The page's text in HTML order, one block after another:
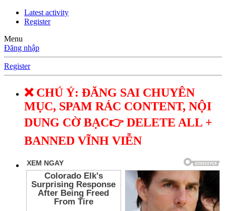
Latest activity
Register
Menu
Đăng nhập
Register
❌ CHÚ Ý: ĐĂNG SAI CHUYÊN
MỤC, SPAM RÁC CONTENT, NỘI
DUNG CỜ BẠC👉 DELETE ALL +
BANNED VĨNH VIỄN